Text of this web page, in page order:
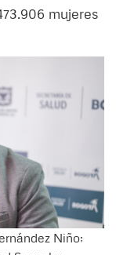
mujeres
Niño;